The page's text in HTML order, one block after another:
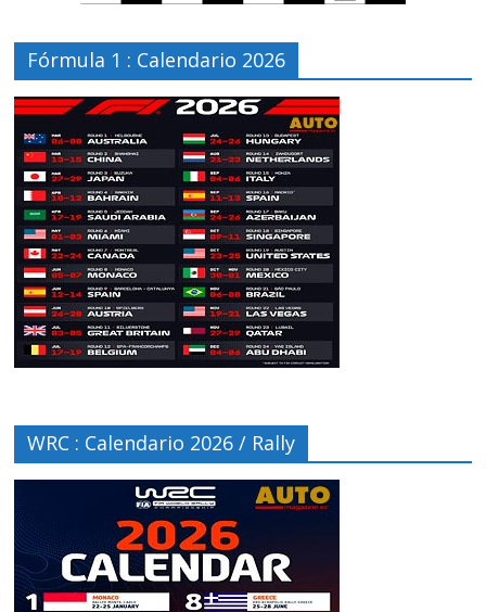
Fórmula 1 : Calendario 2026
WRC : Calendario 2026 / Rally